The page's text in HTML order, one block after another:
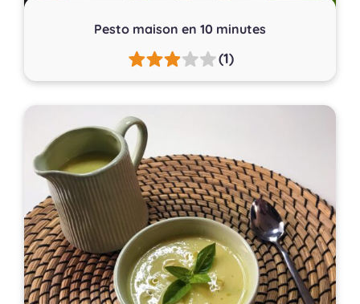
Pesto maison en 10 minutes
(1)